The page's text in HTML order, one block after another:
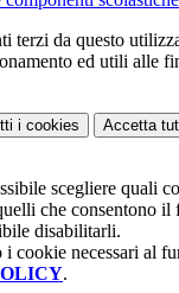
terzi da questo
ed utili alle
i cookies Accetta
scegliere quali
che consentono il
disabilitarli.
i cookie necessari al
.